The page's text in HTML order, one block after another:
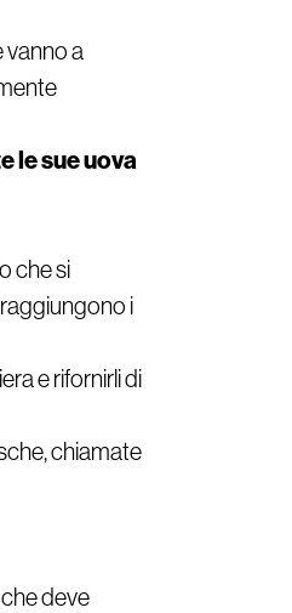
vanno a
le sue uova
che si
i
e rifornirli di
chiamate
deve